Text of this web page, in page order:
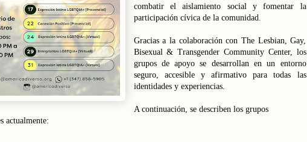
combatir el aislamiento social y fomentar la
participación cívica de la comunidad.
Gracias a la colaboración con The Lesbian, Gay,
Bisexual & Transgender Community Center, los
grupos de apoyo se desarrollan en un entorno
seguro, accesible y afirmativo para todas las
identidades y experiencias.
A continuación, se describen los grupos
actualmente: